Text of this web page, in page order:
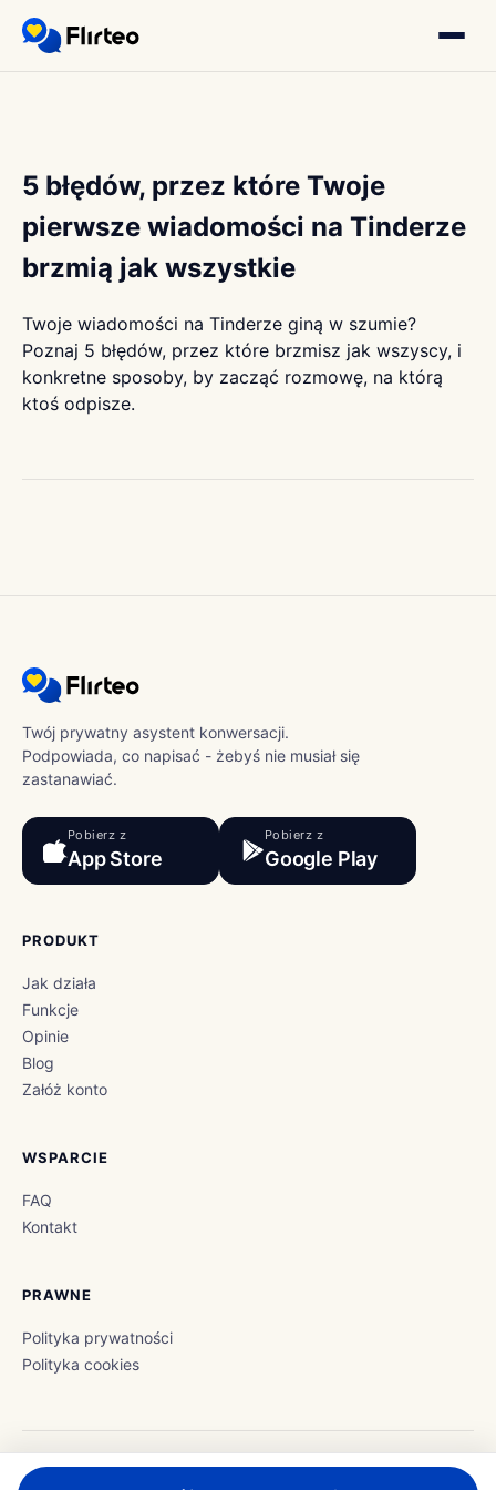
5 błędów, przez które Twoje
pierwsze wiadomości na Tinderze
brzmią jak wszystkie
Twoje wiadomości na Tinderze giną w szumie?
Poznaj 5 błędów, przez które brzmisz jak wszyscy, i
konkretne sposoby, by zacząć rozmowę, na którą
ktoś odpisze.
Twój prywatny asystent konwersacji.
Podpowiada, co napisać - żebyś nie musiał się
zastanawiać.
Pobierz z
App Store
Pobierz z
Google Play
PRODUKT
Jak działa
Funkcje
Opinie
Blog
Załóż konto
WSPARCIE
FAQ
Kontakt
PRAWNE
Polityka prywatności
Polityka cookies
© 2026 Flirteo. Wszystkie prawa zastrzeżone.